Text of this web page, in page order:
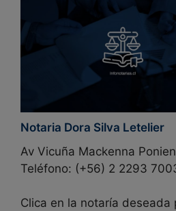
Notaria Dora Silva Letelier
Av Vicuña Mackenna
Teléfono: (+56) 2 2293
Clica en la notaría deseada